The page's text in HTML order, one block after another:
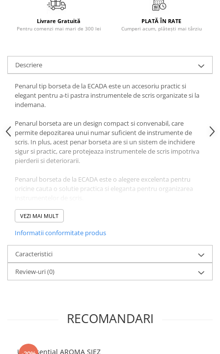
Starea de bine
Terapii Alternative
Beletristica
Biografii, Memorii, Jurnale
Carti erotice
Carti pentru Adolescenti, Young
Adult
Crime, Thriller, Mistery
Literatura Romana
Literatura Universala
Romane de dragoste, Carti
romantice
Senzatii/Dragoste
Senzatii/Erotic
Senzatii/Thriller
SF & Fantasy
Adezivi si benzi adezive
Livrare Gratuită
Pentru comenzi mai mari de 300 lei
PLATĂ ÎN RATE
Cumperi acum, plătești mai târziu
Descriere
Penarul tip borseta de la ECADA este un accesoriu practic si
elegant pentru a-ti pastra instrumentele de scris organizate si la
indemana.
Penarul borseta are un design compact si convenabil, care
permite depozitarea unui numar suficient de instrumente de
scris. In plus, acest penar borseta are si un sistem de inchidere
sigur si practic, care protejeaza instrumentele de scris impotriva
pierderii si deteriorarii.
Penarul borseta de la ECADA este o alegere excelenta pentru
oricine cauta o solutie practica si eleganta pentru organizarea
Caracteristici produs:
Dimensiune: 20 x 5 x 7 cm
Material: Poliester
Culoare: Roz
Tip inchidere: Fermoar.
VEZI MAI MULT
Informatii conformitate produs
Caracteristici
Review-uri(0)
RECOMANDARI
Ulei Esential AROMA SIEZ